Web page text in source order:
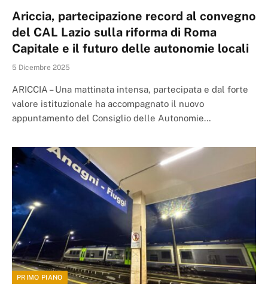
Ariccia, partecipazione record al convegno
del CAL Lazio sulla riforma di Roma
Capitale e il futuro delle autonomie locali
5 Dicembre 2025
ARICCIA – Una mattinata intensa, partecipata e dal forte
valore istituzionale ha accompagnato il nuovo
appuntamento del Consiglio delle Autonomie…
PRIMO PIANO